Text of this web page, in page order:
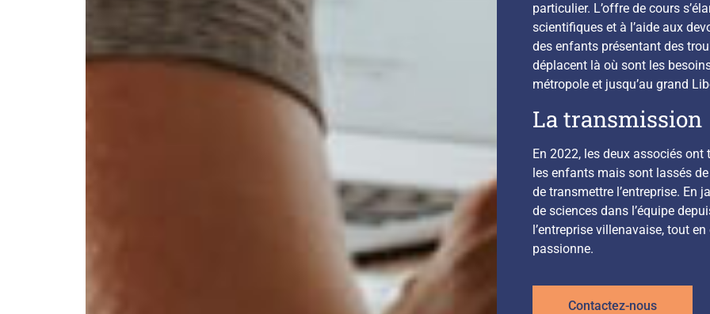
particulier. L’offre de cours
scientifiques et à l’aide aux
des enfants présentant des
déplacent là où sont les
métropole et jusqu’au grand
La transmission
En 2022, les deux associés
les enfants mais sont lassés
de transmettre l’entreprise. En
de sciences dans l’équipe
l’entreprise villenavaise, tout
passionne.
Contactez-nous